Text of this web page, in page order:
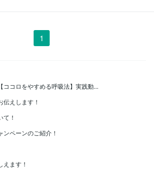
1
ココロをやすめる呼吸法】実践動...
えします！
！
ンペーンのご紹介！
えます！